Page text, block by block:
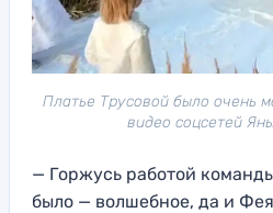
Платье Трусовой было очень
видео соцсетей
— Горжусь работой
было — волшебное, да и